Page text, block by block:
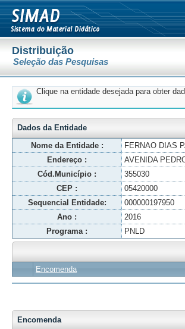
Distribuição
Seleção das Pesquisas
Clique na entidade desejada para obter
Dados da Entidade
Nome da Entidade :
FERNAO DIAS
Endereço :
AVENIDA
Cód.Município :
355030
CEP :
05420000
Sequencial Entidade:
000000197950
Ano :
2016
Programa :
PNLD
Encomenda
Encomenda